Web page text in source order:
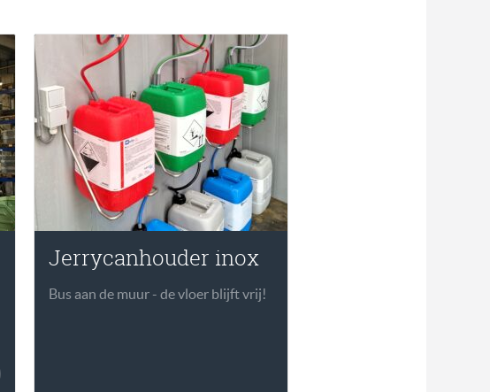
Jerrycanhouder inox
Bus aan de muur - de vloer blijft vrij!